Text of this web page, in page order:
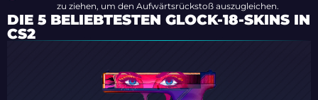
zu ziehen, um den Aufwärtsrückstoß auszugleichen.
DIE 5 BELIEBTESTEN GLOCK-18-SKINS IN
CS2